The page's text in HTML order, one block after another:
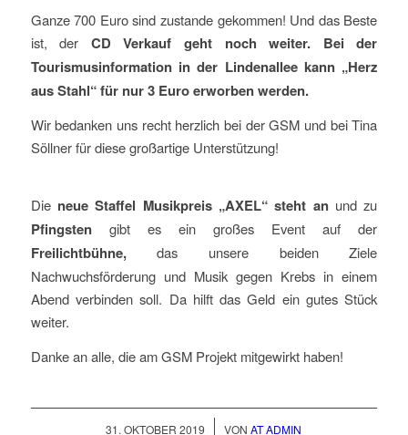
Ganze 700 Euro sind zustande gekommen! Und das Beste
ist, der CD Verkauf geht noch weiter. Bei der
Tourismusinformation in der Lindenallee kann „Herz
aus Stahl“ für nur 3 Euro erworben werden.
Wir bedanken uns recht herzlich bei der GSM und bei Tina
Söllner für diese großartige Unterstützung!
Die neue Staffel Musikpreis „AXEL“ steht anund zu
Pfingstengibt es ein großes Event auf der
Freilichtbühne,das unsere beiden Ziele
Nachwuchsförderung und Musik gegen Krebs in einem
Abend verbinden soll. Da hilft das Geld ein gutes Stück
weiter.
Danke an alle, die am GSM Projekt mitgewirkt haben!
31. OKTOBER 2019
/ VONAT ADMIN